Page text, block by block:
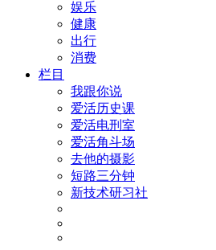
娱乐
健康
出行
消费
栏目
我跟你说
爱活历史课
爱活电刑室
爱活角斗场
去他的摄影
短路三分钟
新技术研习社